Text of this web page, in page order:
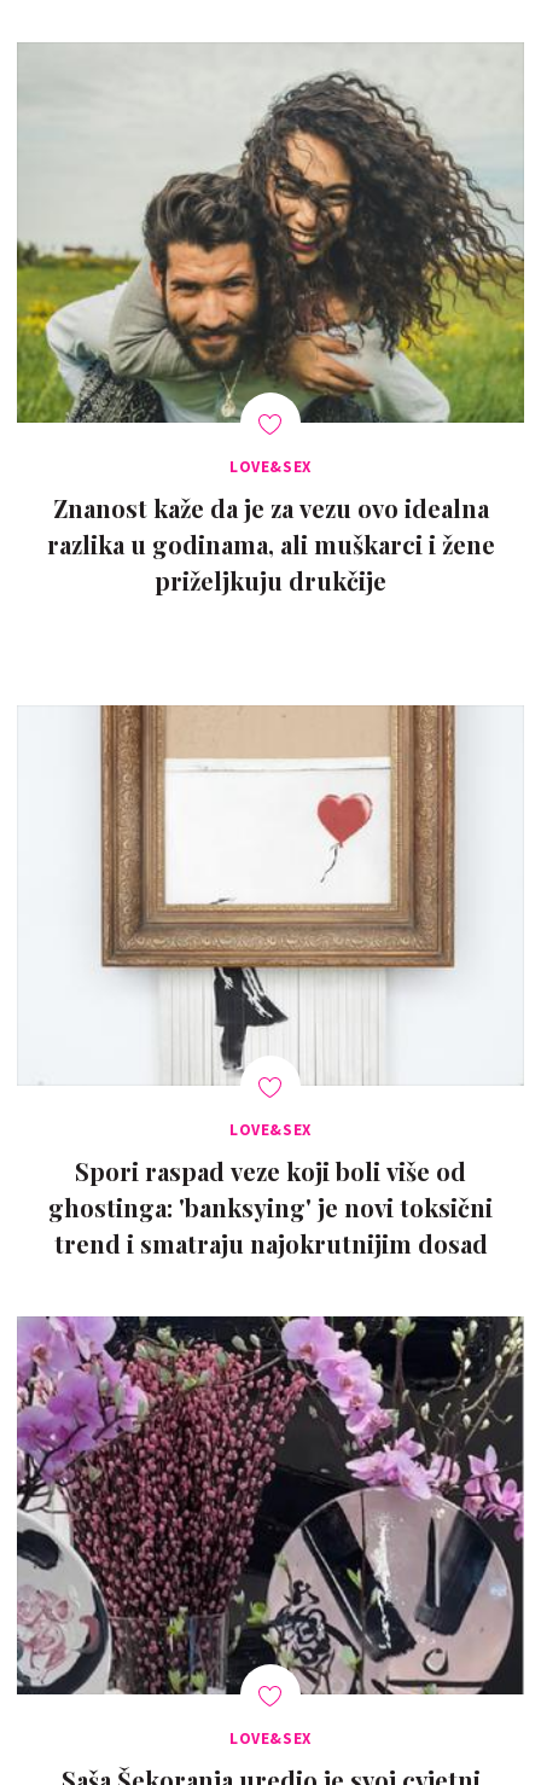
LOVE&SEX
Znanost kaže da je za vezu ovo idealna
razlika u godinama, ali muškarci i žene
priželjkuju drukčije
LOVE&SEX
Spori raspad veze koji boli više od
ghostinga: 'banksying' je novi toksični
trend i smatraju najokrutnijim dosad
LOVE&SEX